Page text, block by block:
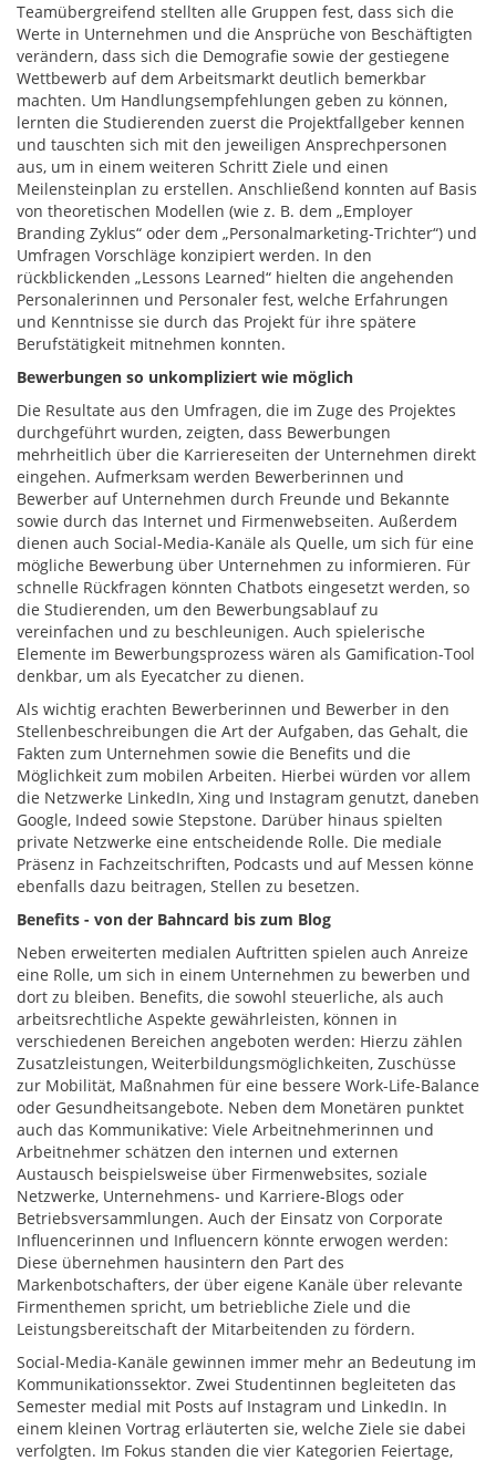
Teamübergreifend stellten alle Gruppen fest, dass sich die
Werte in Unternehmen und die Ansprüche von Beschäftigten
verändern, dass sich die Demografie sowie der gestiegene
Wettbewerb auf dem Arbeitsmarkt deutlich bemerkbar
machten. Um Handlungsempfehlungen geben zu können,
lernten die Studierenden zuerst die Projektfallgeber kennen
und tauschten sich mit den jeweiligen Ansprechpersonen
aus, um in einem weiteren Schritt Ziele und einen
Meilensteinplan zu erstellen. Anschließend konnten auf Basis
von theoretischen Modellen (wie z. B. dem „Employer
Branding Zyklus“ oder dem „Personalmarketing-Trichter“) und
Umfragen Vorschläge konzipiert werden. In den
rückblickenden „Lessons Learned“ hielten die angehenden
Personalerinnen und Personaler fest, welche Erfahrungen
und Kenntnisse sie durch das Projekt für ihre spätere
Berufstätigkeit mitnehmen konnten.
Bewerbungen so unkompliziert wie möglich
Die Resultate aus den Umfragen, die im Zuge des Projektes
durchgeführt wurden, zeigten, dass Bewerbungen
mehrheitlich über die Karriereseiten der Unternehmen direkt
eingehen. Aufmerksam werden Bewerberinnen und
Bewerber auf Unternehmen durch Freunde und Bekannte
sowie durch das Internet und Firmenwebseiten. Außerdem
dienen auch Social-Media-Kanäle als Quelle, um sich für eine
mögliche Bewerbung über Unternehmen zu informieren. Für
schnelle Rückfragen könnten Chatbots eingesetzt werden, so
die Studierenden, um den Bewerbungsablauf zu
vereinfachen und zu beschleunigen. Auch spielerische
Elemente im Bewerbungsprozess wären als Gamification-Tool
denkbar, um als Eyecatcher zu dienen.
Als wichtig erachten Bewerberinnen und Bewerber in den
Stellenbeschreibungen die Art der Aufgaben, das Gehalt, die
Fakten zum Unternehmen sowie die Benefits und die
Möglichkeit zum mobilen Arbeiten. Hierbei würden vor allem
die Netzwerke LinkedIn, Xing und Instagram genutzt, daneben
Google, Indeed sowie Stepstone. Darüber hinaus spielten
private Netzwerke eine entscheidende Rolle. Die mediale
Präsenz in Fachzeitschriften, Podcasts und auf Messen könne
ebenfalls dazu beitragen, Stellen zu besetzen.
Benefits - von der Bahncard bis zum Blog
Neben erweiterten medialen Auftritten spielen auch Anreize
eine Rolle, um sich in einem Unternehmen zu bewerben und
dort zu bleiben. Benefits, die sowohl steuerliche, als auch
arbeitsrechtliche Aspekte gewährleisten, können in
verschiedenen Bereichen angeboten werden: Hierzu zählen
Zusatzleistungen, Weiterbildungsmöglichkeiten, Zuschüsse
zur Mobilität, Maßnahmen für eine bessere Work-Life-Balance
oder Gesundheitsangebote. Neben dem Monetären punktet
auch das Kommunikative: Viele Arbeitnehmerinnen und
Arbeitnehmer schätzen den internen und externen
Austausch beispielsweise über Firmenwebsites, soziale
Netzwerke, Unternehmens- und Karriere-Blogs oder
Betriebsversammlungen. Auch der Einsatz von Corporate
Influencerinnen und Influencern könnte erwogen werden:
Diese übernehmen hausintern den Part des
Markenbotschafters, der über eigene Kanäle über relevante
Firmenthemen spricht, um betriebliche Ziele und die
Leistungsbereitschaft der Mitarbeitenden zu fördern.
Social-Media-Kanäle gewinnen immer mehr an Bedeutung im
Kommunikationssektor. Zwei Studentinnen begleiteten das
Semester medial mit Posts auf Instagram und LinkedIn. In
einem kleinen Vortrag erläuterten sie, welche Ziele sie dabei
verfolgten. Im Fokus standen die vier Kategorien Feiertage,